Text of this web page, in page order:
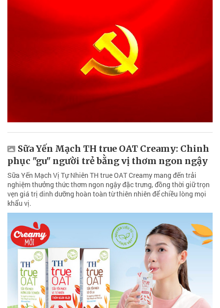
Sữa Yến Mạch TH true OAT Creamy: Chinh
phục "gu" người trẻ bằng vị thơm ngon ngậy
Sữa Yến Mạch Vị Tự Nhiên TH true OAT Creamy mang đến trải
nghiệm thưởng thức thơm ngon ngậy đặc trưng, đồng thời giữ trọn
vẹn giá trị dinh dưỡng hoàn toàn từ thiên nhiên để chiều lòng mọi
khẩu vị.